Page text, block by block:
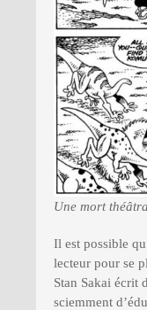
Une mort
Il est possible
lecteur pour se
Stan Sakai écrit
sciemment